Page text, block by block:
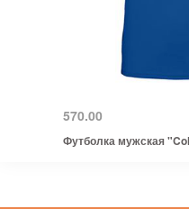
570.00
Футболка мужская